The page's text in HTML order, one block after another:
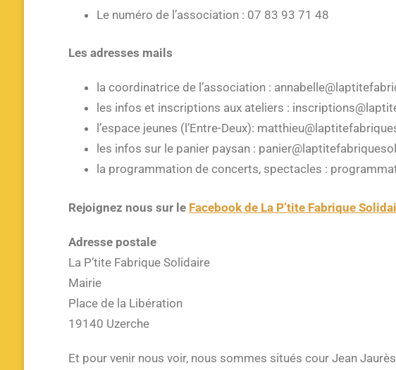
Le numéro de l’association : 07 83 93 71 48
Les adresses mails
la coordinatrice de l’association :
les infos et inscriptions aux ateliers :
l’espace jeunes (l’Entre-Deux):
les infos sur le panier paysan :
la programmation de concerts, spectacles :
Rejoignez nous sur le Facebook de La P’tite Fabrique
Adresse postale
La P’tite Fabrique Solidaire
Mairie
Place de la Libération
19140 Uzerche
Et pour venir nous voir, nous sommes situés cour Jean